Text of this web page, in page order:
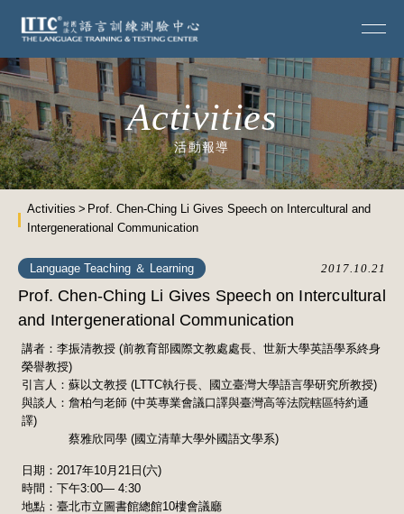
Activities
活動報導
Activities
Prof. Chen-Ching Li Gives Speech on Intercultural and
Intergenerational Communication
Language Teaching ＆ Learning 2017.10.21
Prof. Chen-Ching Li Gives Speech on Intercultural
and Intergenerational Communication
講者：李振清教授 (前教育部國際文教處處長、世新大學英語學系終身
榮譽教授)
引言人：蘇以文教授 (LTTC執行長、國立臺灣大學語言學研究所教授)
與談人：詹柏勻老師 (中英專業會議口譯與臺灣高等法院轄區特約通
譯)
蔡雅欣同學 (國立清華大學外國語文學系)
日期：2017年10月21日(六)
時間：下午3:00— 4:30
地點：臺北市立圖書館總館10樓會議廳